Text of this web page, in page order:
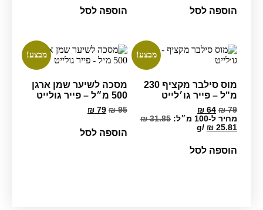
היה:
₪ 70.
הוא:
₪ 56.
הוספה לסל הוספה לסל
מבצע!
מוס סילבר מקציף 230
מ"ל – פייר גו׳לייט
₪79
המחיר
המקורי
היה:
₪ 64
המחיר
הנוכחי
הוא:
מחיר ל-100 מ״ל: ₪31.85
₪ 25.81
/
g
הוספה לסל
מבצע!
מסכה לשיער שמן ארגן
500 מ״ל – פייר גולייט
₪95
המחיר
היה:
₪ 95.
₪79
הוא:
₪ 79.
הוספה לסל